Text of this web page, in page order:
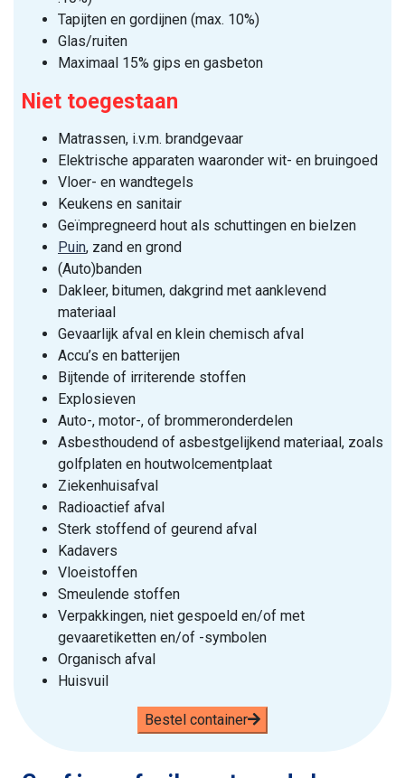
Tapijten en gordijnen (max. 10%)
Glas/ruiten
Maximaal 15% gips en gasbeton
Niet toegestaan
Matrassen, i.v.m. brandgevaar
Elektrische apparaten waaronder wit- en bruingoed
Vloer- en wandtegels
Keukens en sanitair
Geïmpregneerd hout als schuttingen en bielzen
Puin, zand en grond
(Auto)banden
Dakleer, bitumen, dakgrind met aanklevend
materiaal
Gevaarlijk afval en klein chemisch afval
Accu’s en batterijen
Bijtende of irriterende stoffen
Explosieven
Auto-, motor-, of brommeronderdelen
Asbesthoudend of asbestgelijkend materiaal, zoals
golfplaten en houtwolcementplaat
Ziekenhuisafval
Radioactief afval
Sterk stoffend of geurend afval
Kadavers
Vloeistoffen
Smeulende stoffen
Verpakkingen, niet gespoeld en/of met
gevaaretiketten en/of -symbolen
Organisch afval
Huisvuil
Bestel container